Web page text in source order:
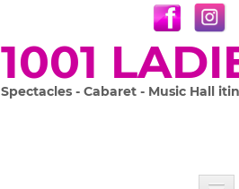
1001
Spectacles - Cabaret - Music Hall